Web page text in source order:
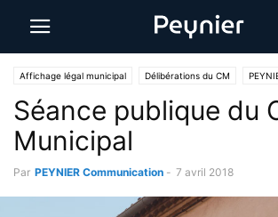
Affichage légal municipal Délibérations du CM
Séance publique du
Municipal
Par PEYNIER Communication - 7 avril 2018